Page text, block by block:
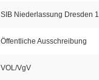
SIB Niederlassung Dresden 1
Öffentliche Ausschreibung
VOL/VgV